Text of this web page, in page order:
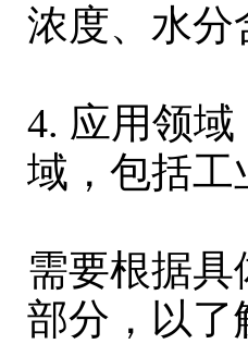
浓度、水分
4. 应用领域
域，包括工
需要根据具
部分，以了